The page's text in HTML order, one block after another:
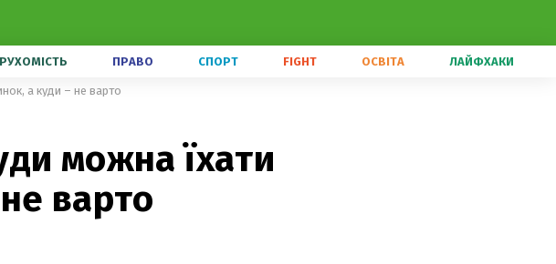
ПРАВО СПОРТ FIGHT ОСВІТА ЛАЙФХАКИ
а куди – не варто
можна їхати
варто